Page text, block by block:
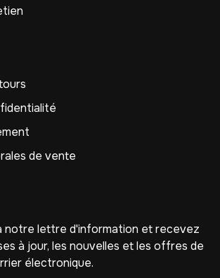
de vente
notre lettre d'information et recevez
à jour, les nouvelles et les offres de
électronique.